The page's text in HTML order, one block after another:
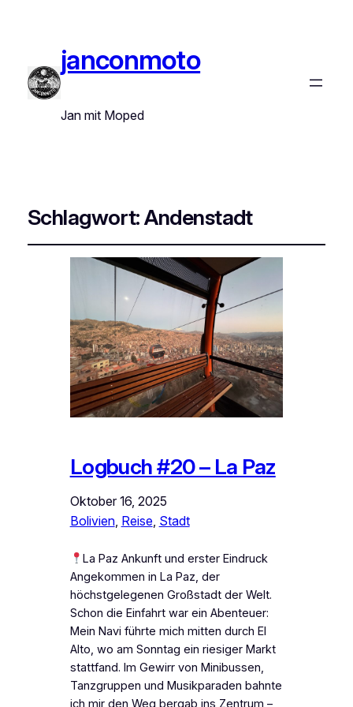
janconmoto
Jan mit Moped
Schlagwort:Andenstadt
Logbuch #20 – La Paz
Oktober 16, 2025
Bolivien, Reise, Stadt
La Paz Ankunft und erster Eindruck
Angekommen in La Paz, der
höchstgelegenen Großstadt der Welt.
Schon die Einfahrt war ein Abenteuer:
Mein Navi führte mich mitten durch El
Alto, wo am Sonntag ein riesiger Markt
stattfand. Im Gewirr von Minibussen,
Tanzgruppen und Musikparaden bahnte
ich mir den Weg bergab ins Zentrum –